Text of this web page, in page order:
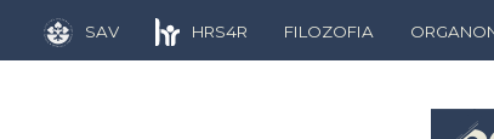
SAV HRS4R FILOZOFIA